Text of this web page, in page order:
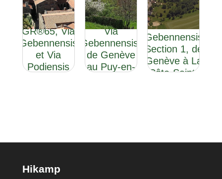
GR®65, Via
Gebennensis
et Via
Podiensis
GR®65 : la
Via
Gebennensis,
de Genève
au Puy-en-
GR®65 : la
Via
Gebennensis
Section 1, de
Genève à La
Côte-Saint-
Hikamp